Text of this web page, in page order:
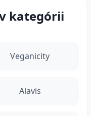
kategórii
Veganicity
Alavis